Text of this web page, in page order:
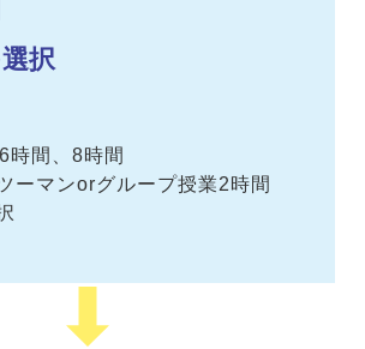
択
時間、8時間
ーマンorグループ授業2時間